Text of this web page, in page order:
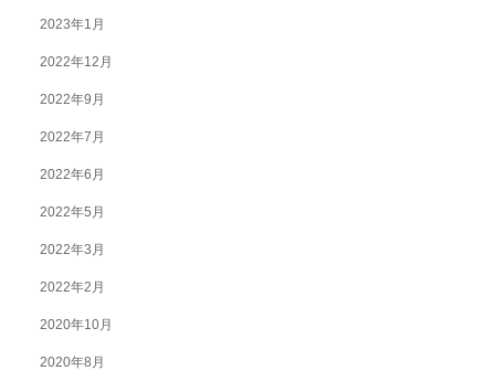
2023年1月
2022年12月
2022年9月
2022年7月
2022年6月
2022年5月
2022年3月
2022年2月
2020年10月
2020年8月